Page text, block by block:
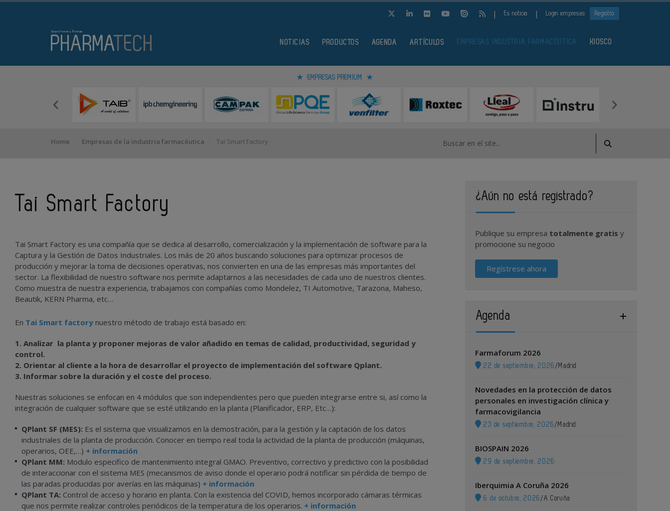
| Es noticia | Login empresas Registro
NOTICIAS PRODUCTOS AGENDA ARTÍCULOS EMPRESAS INDUSTRIA FARMACÉUTICA KIOSCO
EMPRESAS PREMIUM
Home Empresas de la industria farmacéutica Tai Smart Factory
Tai Smart Factory
Tai Smart Factory es una compañía que se dedica al desarrollo, comercialización y la implementación de software para la
Captura y la Gestión de Datos Industriales. Los más de 20 años buscando soluciones para optimizar procesos de
producción y mejorar la toma de decisiones operativas, nos convierten en una de las empresas más importantes del
sector. La flexibilidad de nuestro software nos permite adaptarnos a las necesidades de cada uno de nuestros clientes.
Como muestra de nuestra experiencia, trabajamos con compañías como Mondelez, TI Automotive, Tarazona, Maheso,
Beautik, KERN Pharma, etc…
En Tai Smart factory nuestro método de trabajo está basado en:
1. Analizar la planta y proponer mejoras de valor añadido en temas de calidad, productividad, seguridad y
control.
2. Orientar al cliente a la hora de desarrollar el proyecto de implementación del software Qplant.
3. Informar sobre la duración y el coste del proceso.
Nuestras soluciones se enfocan en 4 módulos que son independientes pero que pueden integrarse entre si, así como la
integración de cualquier software que se esté utilizando en la planta (Planificador, ERP, Etc…):
QPlant SF (MES): Es el sistema que visualizamos en la demostración, para la gestión y la captación de los datos
industriales de la planta de producción. Conocer en tiempo real toda la actividad de la planta de producción (máquinas,
operarios, OEE,…) + información
QPlant MM: Modulo especifico de mantenimiento integral GMAO. Preventivo, correctivo y predictivo con la posibilidad
de interaccionar con el sistema MES (mecanismos de aviso donde el operario podrá notificar sin pérdida de tiempo de
las paradas producidas por averías en las máquinas) + información
QPlant TA: Control de acceso y horario en planta. Con la existencia del COVID, hemos incorporado cámaras térmicas
que nos permite realizar controles periódicos de la temperatura de los operarios. + información
¿Aún no está registrado?
Publique su empresa totalmente gratis y
promocione su negocio
Regístrese ahora
Agenda
Farmaforum 2026
22 de septiembre, 2026 / Madrid
Novedades en la protección de datos
personales en investigación clínica y
farmacovigilancia
23 de septiembre, 2026 / Madrid
BIOSPAIN 2026
29 de septiembre, 2026
Iberquimia A Coruña 2026
6 de octubre, 2026 /A Coruña